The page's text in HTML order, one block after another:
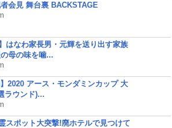
会見 舞台裏 BACKSTAGE
はなわ家長男・元輝を送り出す家族
母の味を噛...
】2020 アース・モンダミンカップ 大
ラウンド)...
スポット大突撃!廃ホテルで見つけて